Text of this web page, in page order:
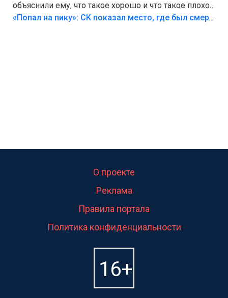
объяснили ему, что такое хорошо и что такое плохо!
Лезть через такой забор,верх безумия,есть же
«Попал на пику»: СК показал место, где был смертельно травмирован ребенок в Тольятти
О проекте
Реклама
Правила портала
Политика конфиденциальности